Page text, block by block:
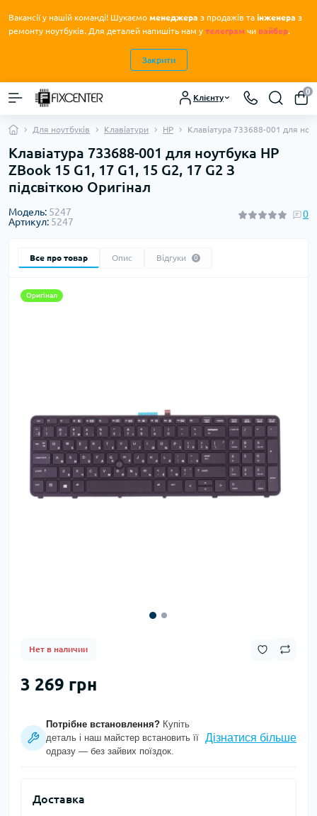
Вакансії у нашій команді! Шукаємо менеджера з продажів та інженера з
ремонту ноутбуків. Для деталей напишіть нам у телеграм чи вайбер.
Закрити
Клієнту
0
Для ноутбуків Клавіатури HP Клавіатура 733688-001 для
Клавіатура 733688-001 для ноутбука HP
ZBook 15 G1, 17 G1, 15 G2, 17 G2 З
підсвіткою Оригінал
Модель: 5247
Артикул: 5247
0
Все про товар Опис Відгуки 0
Оригінал
Нет в наличии
3 269 грн
Потрібне встановлення? Купіть
деталь і наш майстер встановить її
одразу — без зайвих поїздок.
Дізнатися більше
Доставка